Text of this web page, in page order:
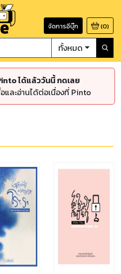
จัดการอีบุ๊ก (0)
ทั้งหมด
ได้แล้ววันนี้ กดเลย
ละอ่านได้ต่อเนื่องที่ Pinto